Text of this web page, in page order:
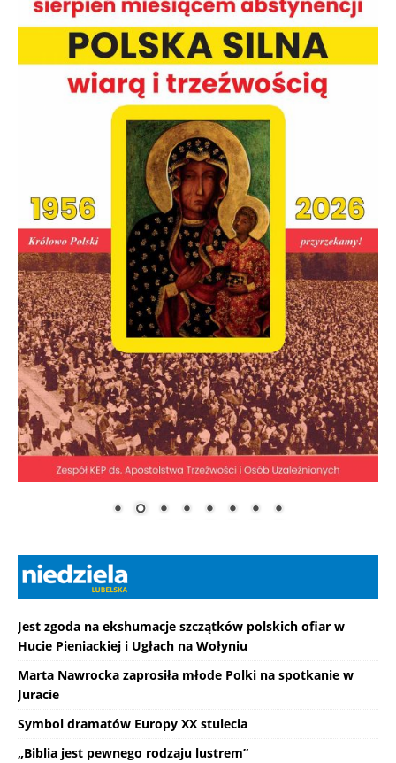
Jest zgoda na ekshumacje szczątków polskich ofiar w
Hucie Pieniackiej i Ugłach na Wołyniu
Marta Nawrocka zaprosiła młode Polki na spotkanie w
Juracie
Symbol dramatów Europy XX stulecia
„Biblia jest pewnego rodzaju lustrem”